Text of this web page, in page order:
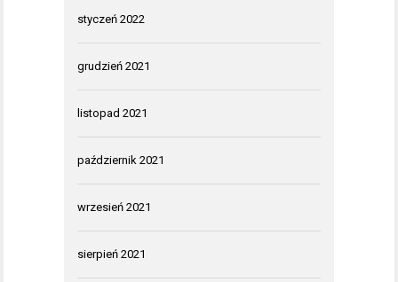
styczeń 2022
grudzień 2021
listopad 2021
październik 2021
wrzesień 2021
sierpień 2021